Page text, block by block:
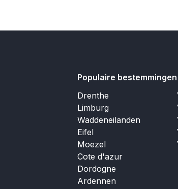
Populaire bestemmingen
Drenthe
Limburg
Waddeneilanden
Eifel
Moezel
Cote d'azur
Dordogne
Ardennen